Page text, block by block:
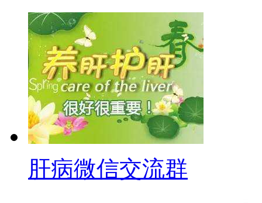
肝病微信交流群